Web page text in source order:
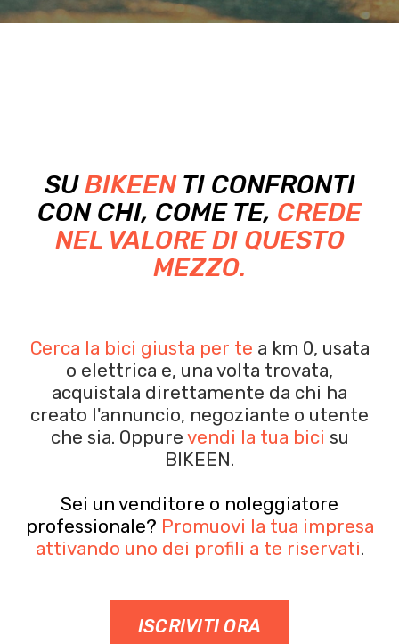
SUBIKEENTI CONFRONTI
CON CHI, COME TE, CREDE
NEL VALORE DI QUESTO
MEZZO.
Cerca la bici giusta per te a km 0, usata
o elettrica e, una volta trovata,
acquistala direttamente da chi ha
creato l'annuncio, negoziante o utente
che sia. Oppure vendi la tua bici su
BIKEEN.
Sei un venditore o noleggiatore
professionale? Promuovi la tua impresa
attivando uno dei profili a te riservati.
ISCRIVITI ORA